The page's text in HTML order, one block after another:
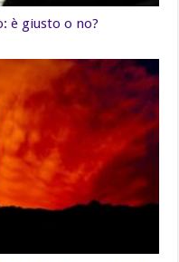
è giusto o no?